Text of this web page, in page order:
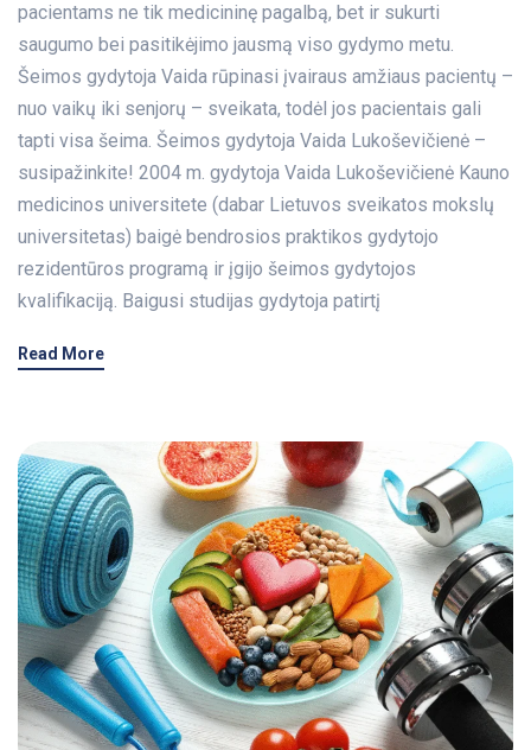
pacientams ne tik medicininę pagalbą, bet ir sukurti
saugumo bei pasitikėjimo jausmą viso gydymo metu.
Šeimos gydytoja Vaida rūpinasi įvairaus amžiaus pacientų –
nuo vaikų iki senjorų – sveikata, todėl jos pacientais gali
tapti visa šeima. Šeimos gydytoja Vaida Lukoševičienė –
susipažinkite! 2004 m. gydytoja Vaida Lukoševičienė Kauno
medicinos universitete (dabar Lietuvos sveikatos mokslų
universitetas) baigė bendrosios praktikos gydytojo
rezidentūros programą ir įgijo šeimos gydytojos
kvalifikaciją. Baigusi studijas gydytoja patirtį
Read More